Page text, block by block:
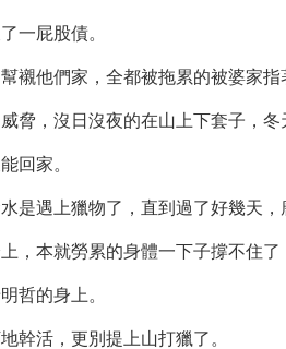
一屁股債。
襯他們家，全都被拖累的被婆家指
脅，沒日沒夜的在山上下套子，冬
回家。
是遇上獵物了，直到過了好幾天，
，本就勞累的身體一下子撐不住了
哲的身上。
幹活，更別提上山打獵了。